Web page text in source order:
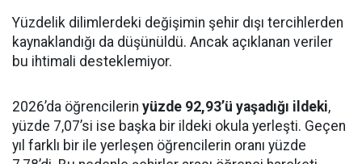
Yüzdelik dilimlerdeki değişimin şehir dışı tercihlerden
kaynaklandığı da düşünüldü. Ancak açıklanan veriler
bu ihtimali desteklemiyor.
2026’da öğrencilerin yüzde 92,93’ü yaşadığı ildeki,
yüzde 7,07’si ise başka bir ildeki okula yerleşti. Geçen
yıl farklı bir ile yerleşen öğrencilerin oranı yüzde